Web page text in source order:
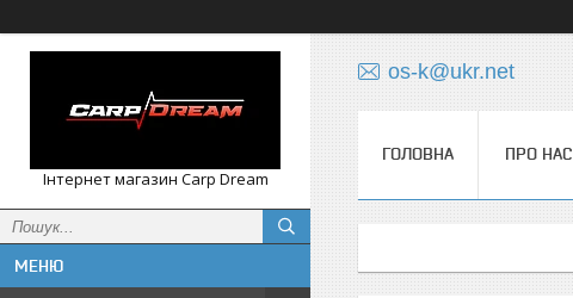
Інтернет магазин Carp Dream
os-k@ukr.net
ГОЛОВНА ПРО НАС